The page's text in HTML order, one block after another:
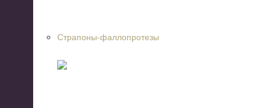
Страпоны-фаллопротезы